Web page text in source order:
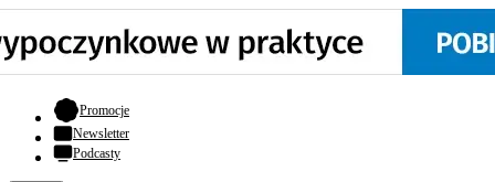
Promocje- otwiera się w nowej karcie
Newsletter
Podcasty